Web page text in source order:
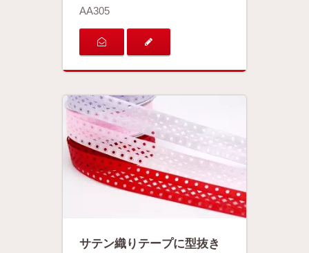
AA305
サテン織りテープに型抜き